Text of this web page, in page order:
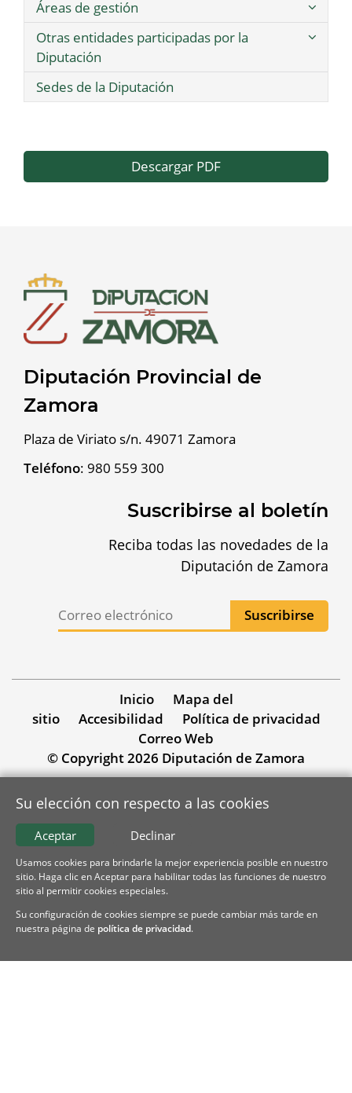
Áreas de gestión
Otras entidades participadas por la
Diputación
Sedes de la Diputación
Descargar PDF
Diputación Provincial de
Zamora
Plaza de Viriato s/n. 49071 Zamora
Teléfono: 980 559 300
Suscribirse al boletín
Reciba todas las novedades de la
Diputación de Zamora
Inicio
Mapa del
sitio
Accesibilidad
Política de privacidad
Correo Web
© Copyright 2026 Diputación de Zamora
Su elección con respecto a las cookies
Declinar
Aceptar
Usamos cookies para brindarle la mejor experiencia posible en nuestro
sitio. Haga clic en Aceptar para habilitar todas las funciones de nuestro
sitio al permitir cookies especiales.
Su configuración de cookies siempre se puede cambiar más tarde en
nuestra página de política de privacidad.